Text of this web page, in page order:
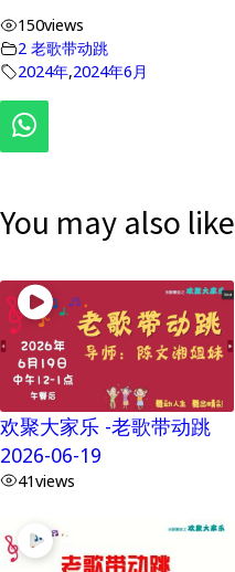
150views
2 老歌带动跳
2024年,2024年6月
You may also like
欢聚大家乐 -老歌带动跳
2026-06-19
41views